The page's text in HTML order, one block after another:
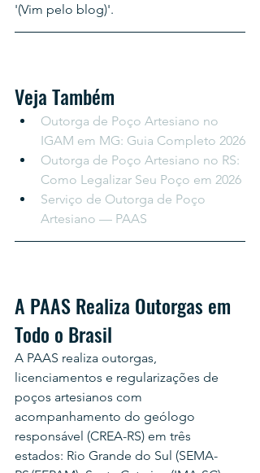
'(Vim pelo blog)'.
Veja Também
Outorga de Poço Artesiano no
IGAM em MG: Guia Completo 2026
Outorga de Poço Artesiano no RS:
Como Legalizar Seu Poço em 2026
Serviço de Outorga de Poço
Artesiano — PAAS
A PAAS Realiza Outorgas em
Todo o Brasil
A PAAS realiza outorgas,
licenciamentos e regularizações de
poços artesianos com
acompanhamento do geólogo
responsável (CREA-RS) em três
estados: Rio Grande do Sul (SEMA-